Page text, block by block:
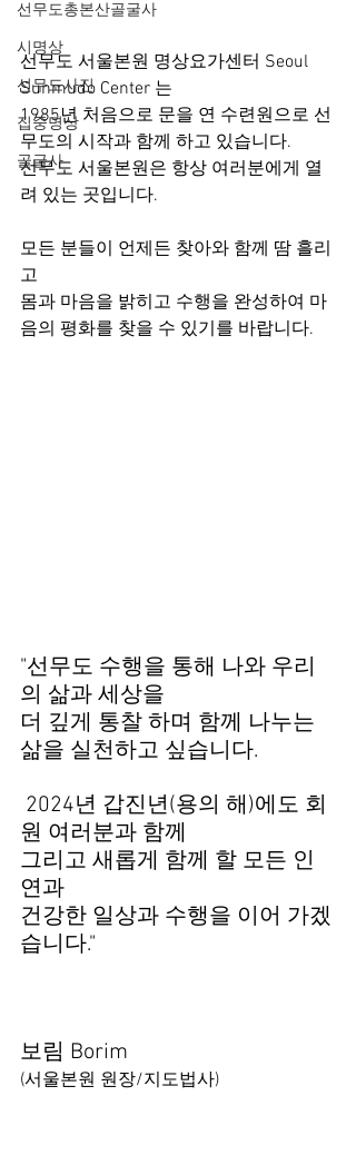
선무도총본산골굴사
시명상
선무도사진
집중명상
골굴사
선무도 서울본원 명상요가센터 Seoul
Sunmudo Center 는
1985년 처음으로 문을 연 수련원으로 선
무도의 시작과 함께 하고 있습니다.
선무도 서울본원은 항상 여러분에게 열
려 있는 곳입니다.
모든 분들이 언제든 찾아와 함께 땀 흘리
고
몸과 마음을 밝히고 수행을 완성하여 마
음의 평화를 찾을 수 있기를 바랍니다.
"선무도 수행을 통해 나와 우리
의 삶과 세상을
더 깊게 통찰 하며 함께 나누는
삶을 실천하고 싶습니다.
원 여러분과 함께
그리고 새롭게 함께 할 모든 인
연과
건강한 일상과 수행을 이어 가겠
습니다."
보림 Borim
(서울본원 원장/지도법사)